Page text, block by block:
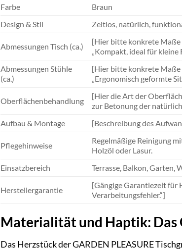
Farbe
Braun
Design & Stil
Zeitlos, natürlich,
Abmessungen Tisch (ca.)
[Hier bitte konkrete Maße
„Kompakt, ideal für kleine
Abmessungen Stühle
(ca.)
[Hier bitte konkrete Maße
„Ergonomisch geformte
Oberflächenbehandlung
[Hier die Art der
zur Betonung der
Aufbau & Montage
[Beschreibung des
Pflegehinweise
Regelmäßige Reinigung
Holzöl oder Lasur.
Einsatzbereich
Terrasse, Balkon, Garten,
Herstellergarantie
[Gängige Garantiezeit für
Verarbeitungsfehler.“]
Materialität und Haptik: Das
Das Herzstück der GARDEN PLEASURE